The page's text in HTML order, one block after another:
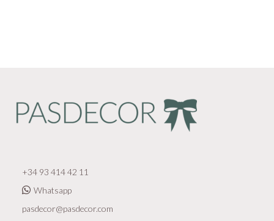
+34 93 414 42 11
Whatsapp
pasdecor@pasdecor.com